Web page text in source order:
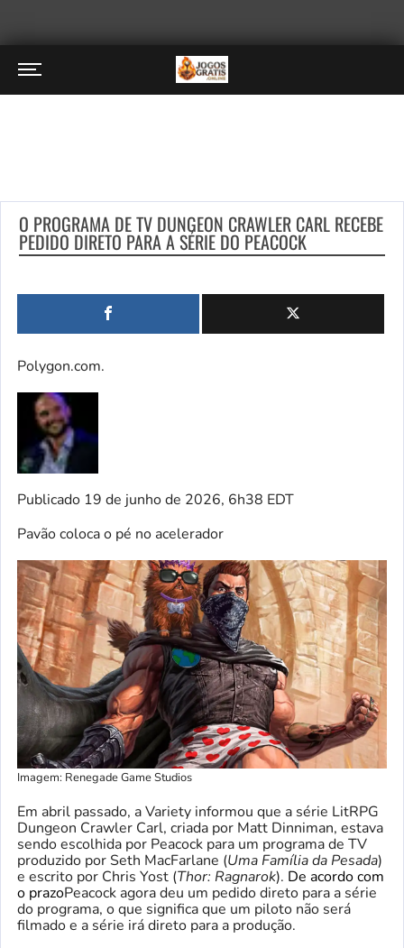
O PROGRAMA DE TV DUNGEON CRAWLER CARL RECEBE
PEDIDO DIRETO PARA A SÉRIE DO PEACOCK
Polygon.com.
Publicado 19 de junho de 2026, 6h38 EDT
Pavão coloca o pé no acelerador
Imagem: Renegade Game Studios
Em abril passado, a Variety informou que a série LitRPG
Dungeon Crawler Carl, criada por Matt Dinniman, estava
sendo escolhida por Peacock para um programa de TV
produzido por Seth MacFarlane (Uma Família da Pesada)
e escrito por Chris Yost (Thor: Ragnarok). De acordo com
o prazoPeacock agora deu um pedido direto para a série
do programa, o que significa que um piloto não será
filmado e a série irá direto para a produção.